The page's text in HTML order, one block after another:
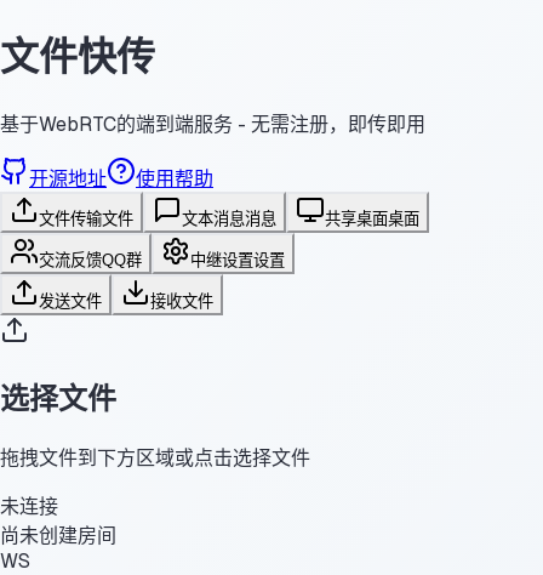
文件快传
基于WebRTC的端到端服务 - 无需注册，即传即用
开源地址 使用帮助
文件传输文件 文本消息消息 共享桌面桌面
交流反馈QQ群 中继设置设置
发送文件 接收文件
选择文件
拖拽文件到下方区域或点击选择文件
未连接
尚未创建房间
WS